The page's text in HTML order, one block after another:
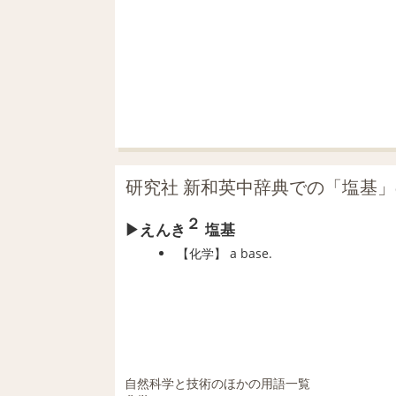
研究社 新和英中辞典での「塩基
えんき ２ 塩基
【化学】 a base.
自然科学と技術のほかの用語一覧